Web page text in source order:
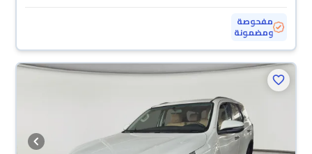
مفحوصة
ومضمونة